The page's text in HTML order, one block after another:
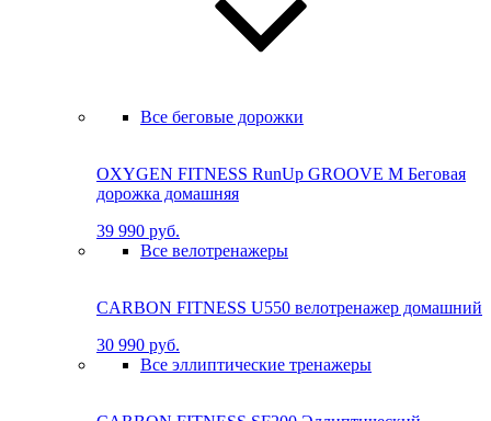
Все беговые дорожки
OXYGEN FITNESS RunUp GROOVE M Бе­го­вая
до­рож­ка до­маш­няя
39 990 руб.
Все велотренажеры
CARBON FITNESS U550 велотренажер домашний
30 990 руб.
Все эллиптические тренажеры